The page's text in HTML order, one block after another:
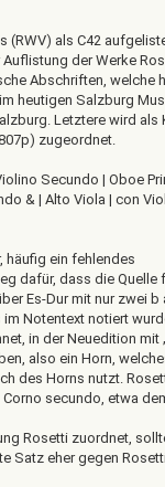
(RWV) als C42
der Werke
Abschriften, welche
heutigen Salzburg
Letztere wird als
zugeordnet.
Secundo | Oboe
& | Alto Viola | con
häufig ein fehlendes
dafür, dass die Quelle
Es-Dur mit nur zwei b
Notentext notiert
in der Neuedition mit
also ein Horn,
des Horns nutzt.
secundo, etwa
Rosetti zuordnet,
Satz eher gegen